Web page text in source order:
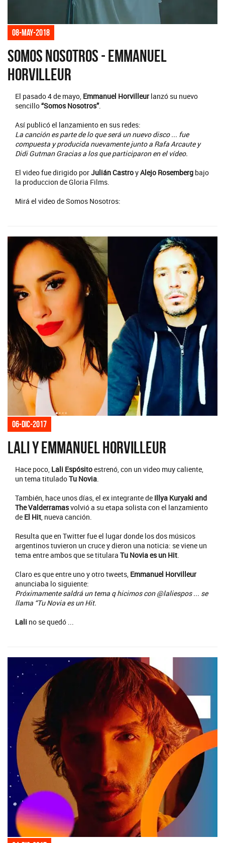
08-may-2018
Somos Nosotros - Emmanuel
Horvilleur
El pasado 4 de mayo, Emmanuel Horvilleur lanzó su nuevo
sencillo“Somos Nosotros”.
Así publicó el lanzamiento en sus redes:
La canción es parte de lo que será un nuevo disco ... fue
compuesta y producida nuevamente junto a Rafa Arcaute y
Didi Gutman Gracias a los que participaron en el vídeo.
El video fue dirigido porJulián CastroyAlejo Rosemberg bajo
la produccion de Gloria Films.
Mirá el video de Somos Nosotros:
06-dic-2017
Lali y Emmanuel Horvilleur
Hace poco, Lali Espósitoestrenó, con un video muy caliente,
un tema tituladoTu Novia.
También, hace unos días, el ex integrante de Illya Kuryaki and
The Valderramasvolvió a su etapa solista con el lanzamiento
de El Hit, nueva canción.
Resulta que en Twitter fue el lugar donde los dos músicos
argentinos tuvieron un cruce y dieron una noticia: se viene un
tema entre ambos que se titulara Tu Novia es un Hit.
Claro es que entre uno y otro tweets, Emmanuel Horvilleur
anunciaba lo siguiente:
Próximamente saldrá un tema q hicimos con @laliespos ... se
llama “Tu Novia es un Hit.
Lali no se quedó ...